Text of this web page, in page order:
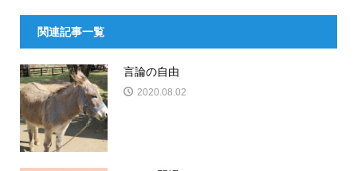
関連記事一覧
言論の自由
2020.08.02